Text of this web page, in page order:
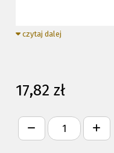
czytaj dalej
17,82 zł